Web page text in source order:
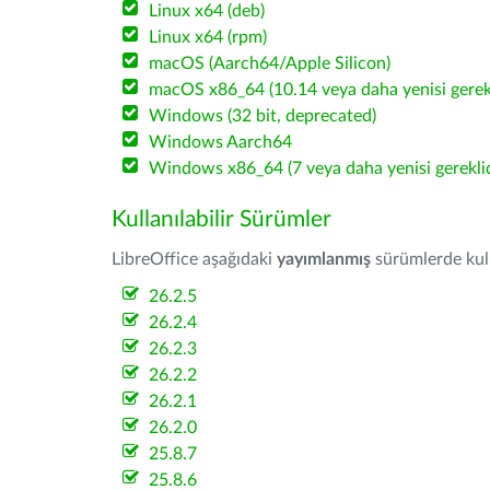
Linux x64 (deb)
Linux x64 (rpm)
macOS (Aarch64/Apple Silicon)
macOS x86_64 (10.14 veya daha yenisi
Windows (32 bit, deprecated)
Windows Aarch64
Windows x86_64 (7 veya daha yenisi
Kullanılabilir Sürümler
LibreOffice aşağıdaki yayımlanmış sürümlerde
26.2.5
26.2.4
26.2.3
26.2.2
26.2.1
26.2.0
25.8.7
25.8.6